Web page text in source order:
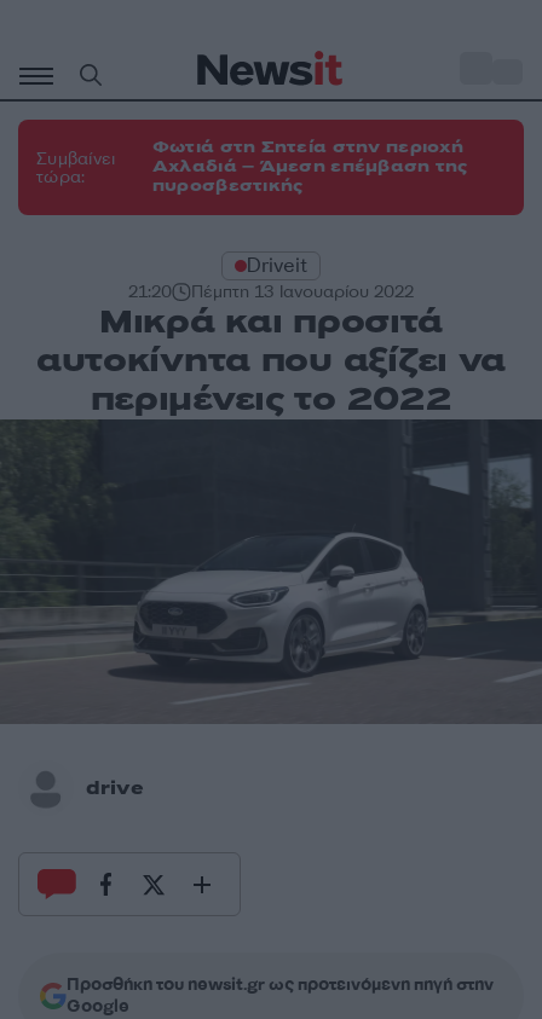
περιεχόμενο
Συμβαίνει
τώρα:
Φωτιά στη Σητεία στην περιοχή
Αχλαδιά – Άμεση επέμβαση της
πυροσβεστικής
Driveit
21:20 Πέμπτη 13 Ιανουαρίου 2022
Μικρά και προσιτά
αυτοκίνητα που αξίζει να
περιμένεις το 2022
drive
Προσθήκη του newsit.gr ως προτεινόμενη πηγή στην
Google